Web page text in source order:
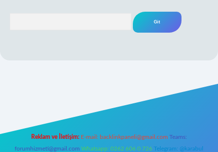
Reklam ve İletişim: E-mail: backlinkpaneli@gmail.com Teams:
forumhizmeti@gmail.com Whatsapp: 0262 606 0 726 Telegram: @karabul